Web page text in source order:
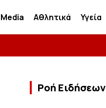
Media Αθλητικά Υγεία
Ροή Ειδήσεων